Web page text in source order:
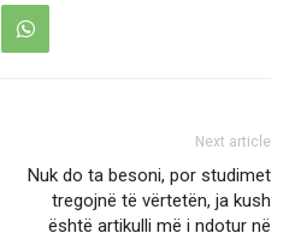
Next article
Nuk do ta besoni, por studimet
tregojnë të vërtetën, ja kush
është artikulli më i ndotur në